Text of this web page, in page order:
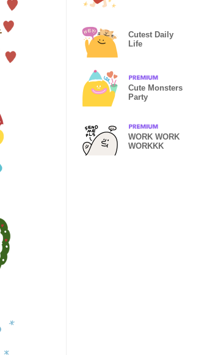
Cutest Daily
Life
Cute Monsters
Party
WORK WORK
WORKKK